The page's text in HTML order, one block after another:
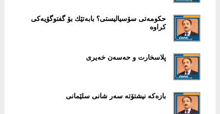
حكومەتی سۆسیالیستی؟ بابەتێك بۆ گفتوگۆیەكی
كراوە
پلاسخارت و حەسەن خەیری
بازەكە نیشتۆتە سەر شانی سلێمانی